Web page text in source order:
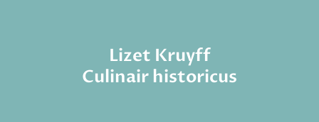
Lizet Kruyff
Culinair historicus